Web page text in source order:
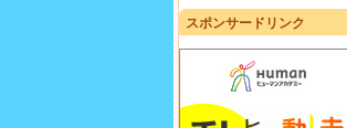
スポンサードリンク